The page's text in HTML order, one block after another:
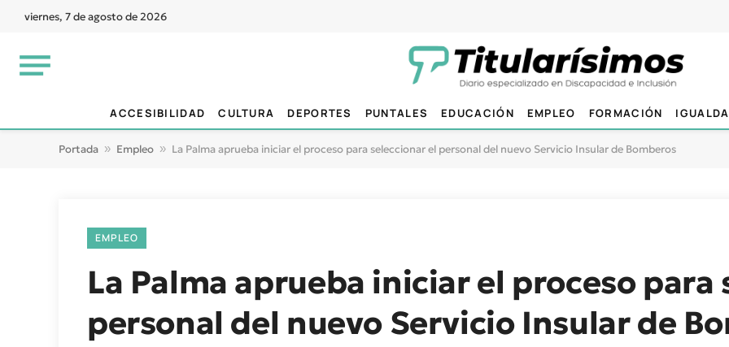
viernes, 7 de agosto de 2026
ACCESIBILIDAD CULTURA DEPORTES PUNTALES EDUCACIÓN EMPLEO FORMACIÓN
Portada » Empleo » La Palma aprueba iniciar el proceso para seleccionar el personal del nuevo Servicio Insular de Bomberos
EMPLEO
La Palma aprueba iniciar el proceso para
personal del nuevo Servicio Insular de